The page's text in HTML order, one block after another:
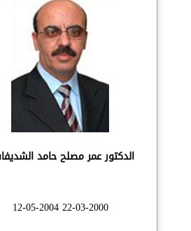
الدكتور عمر مصلح حامد
22-03-2000 12-05-2004